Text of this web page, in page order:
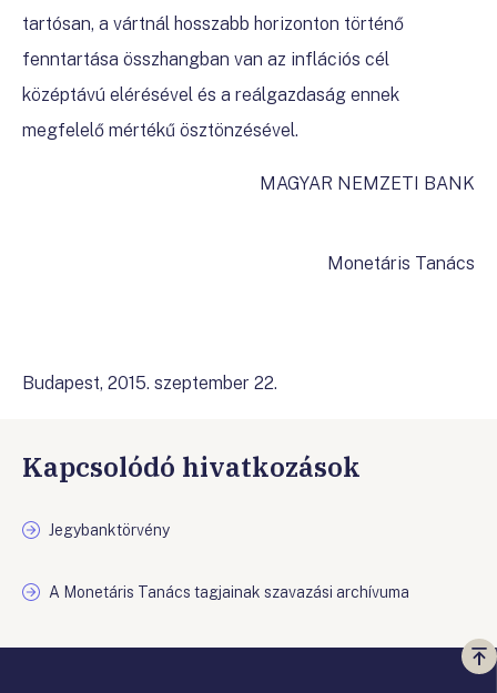
tartósan, a vártnál hosszabb horizonton történő
fenntartása összhangban van az inflációs cél
középtávú elérésével és a reálgazdaság ennek
megfelelő mértékű ösztönzésével.
MAGYAR NEMZETI BANK
Monetáris Tanács
Budapest, 2015. szeptember 22.
Kapcsolódó hivatkozások
Jegybanktörvény
A Monetáris Tanács tagjainak szavazási archívuma
a